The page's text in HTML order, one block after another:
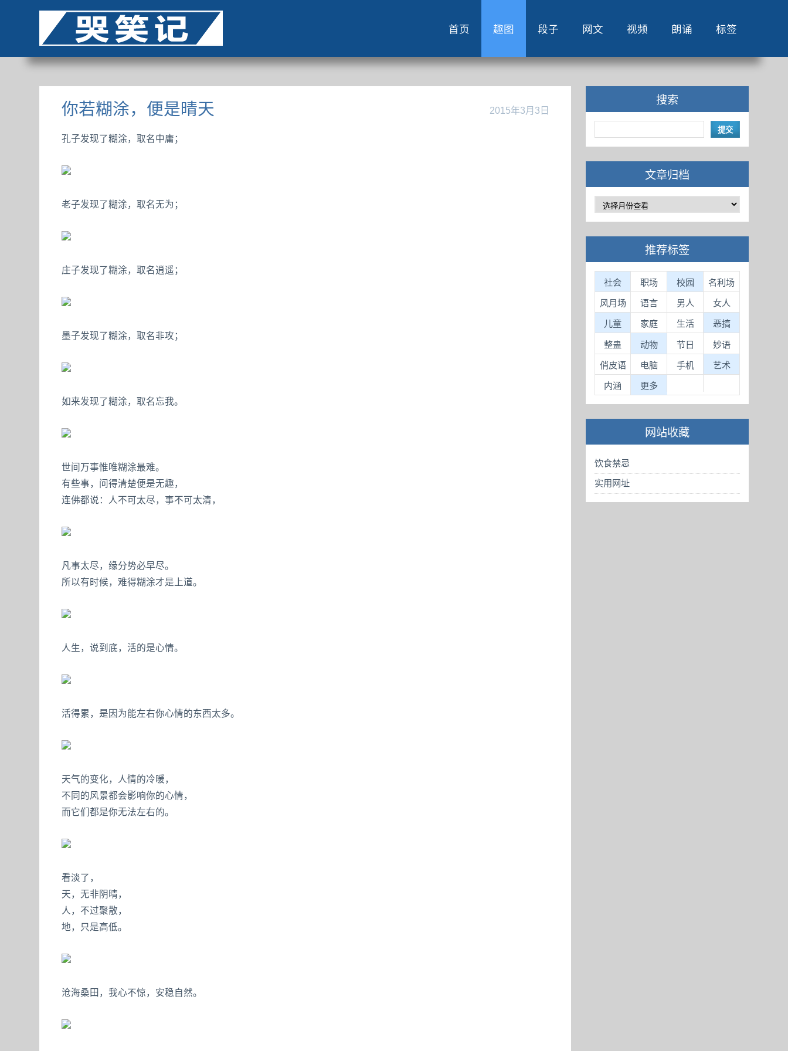
首页 趣图 段子 网文 视频 朗诵 标签
2015年3月3日
你若糊涂，便是晴天
孔子发现了糊涂，取名中庸；
老子发现了糊涂，取名无为；
庄子发现了糊涂，取名逍遥；
墨子发现了糊涂，取名非攻；
如来发现了糊涂，取名忘我。
世间万事惟唯糊涂最难。
有些事，问得清楚便是无趣，
连佛都说：人不可太尽，事不可太清，
凡事太尽，缘分势必早尽。
所以有时候，难得糊涂才是上道。
人生，说到底，活的是心情。
活得累，是因为能左右你心情的东西太多。
天气的变化，人情的冷暖，
不同的风景都会影响你的心情，
而它们都是你无法左右的。
看淡了，
天，无非阴晴，
人，不过聚散，
地，只是高低。
沧海桑田，我心不惊，安稳自然。
搜索
文章归档
推荐标签
社会 职场 校园 名利场
风月场 语言 男人 女人
儿童 家庭 生活 恶搞
整蛊 动物 节日 妙语
俏皮语 电脑 手机 艺术
内涵 更多
网站收藏
饮食禁忌
实用网址